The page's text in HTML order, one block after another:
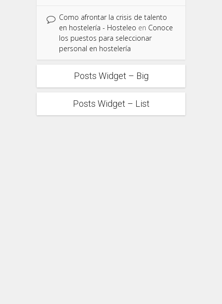
Como afrontar la crisis de talento
en hostelería - Hosteleo en Conoce
los puestos para seleccionar
personal en hostelería
Posts Widget – Big
Posts Widget – List